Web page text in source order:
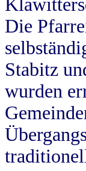
Die
Stabitz
wurden